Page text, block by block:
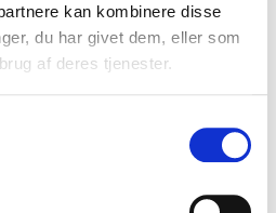
kan kombinere disse
du har givet dem, eller som
af deres tjenester.